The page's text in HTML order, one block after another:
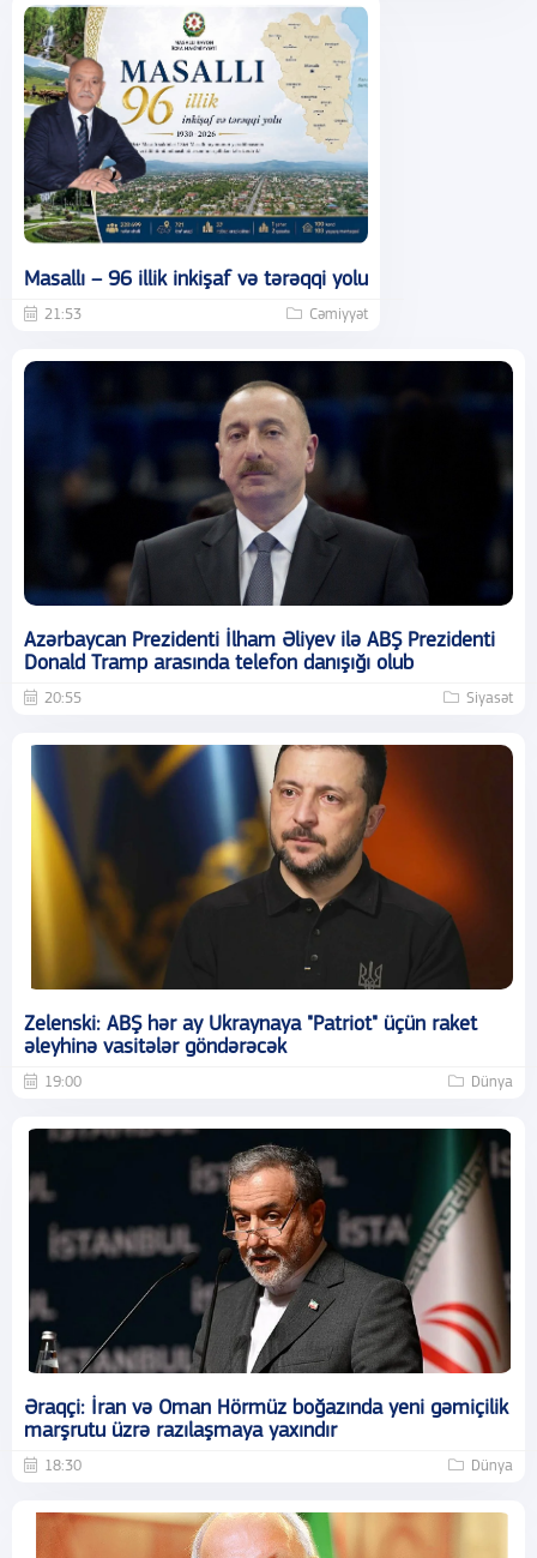
Masallı – 96 illik inkişaf və tərəqqi yolu
21:53 Cəmiyyət
Azərbaycan Prezidenti İlham Əliyev ilə ABŞ Prezidenti
Donald Tramp arasında telefon danışığı olub
20:55 Siyasət
Zelenski: ABŞ hər ay Ukraynaya "Patriot" üçün raket
əleyhinə vasitələr göndərəcək
19:00 Dünya
Əraqçi: İran və Oman Hörmüz boğazında yeni gəmiçilik
marşrutu üzrə razılaşmaya yaxındır
18:30 Dünya